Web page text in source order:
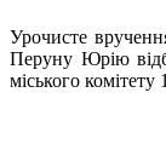
Урочисте
Перуну Юрію
міського